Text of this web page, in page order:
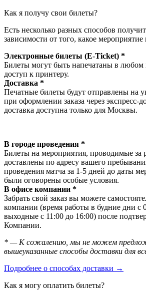
Как я получу свои билеты?
Есть несколько разных способов
зависимости от того, какое
Электронные билеты (E-Ticket) *
Билеты могут быть напечатаны в любом
доступ к принтеру.
Доставка *
Печатные билеты будут отправлены на
при оформлении заказа через экспресс-
доставка доступна только для Москвы.
В городе проведения *
Билеты на мероприятия, проводимые за
доставлены по адресу вашего
проведения матча за 1-5 дней до даты
были оговорены особые условия.
В офисе компании *
Забрать свой заказ вы можете
компании (время работы в будние дни с
выходные с 11:00 до 16:00) после
Компании.
* — К сожалению, мы не можем
вышеуказанные способы доставки для
Подробнее о способах доставки →
Как я могу оплатить билеты?